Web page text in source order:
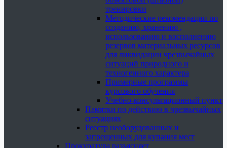
тренировки
Методические рекомендации по
созданию, хранению ,
использованию и восполнению
резервов материальных ресурсов
для ликвидации чрезвычайных
ситуаций природного и
техногенного характера
Примерные программы
курсового обучения
Учебно-консультационный пункт
Памятки по действию в чрезвычайных
ситуациях
Реестр необорудованных и
запрещенных для купания мест
Прокуратура разъясняет